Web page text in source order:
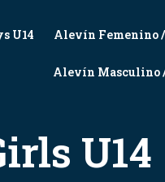
U14 Alevín Femenino
Alevín Masculino /
U14